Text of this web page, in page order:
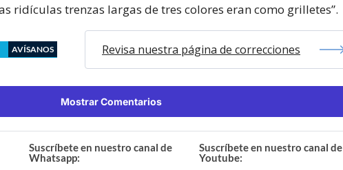
ridículas trenzas largas de tres colores eran como grilletes”.
AVÍSANOS Revisa nuestra página de correcciones
Mostrar Comentarios
Suscríbete en nuestro canal de
Whatsapp:
Suscríbete en nuestro canal de
Youtube: